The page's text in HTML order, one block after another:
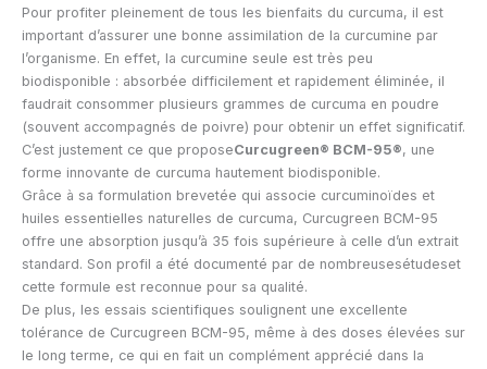
Pour profiter pleinement de tous les bienfaits du curcuma, il est
important d’assurer une bonne assimilation de la curcumine par
l’organisme. En effet, la curcumine seule est très peu
biodisponible : absorbée difficilement et rapidement éliminée, il
faudrait consommer plusieurs grammes de curcuma en poudre
(souvent accompagnés de poivre) pour obtenir un effet significatif.
C’est justement ce que proposeCurcugreen® BCM-95®, une
forme innovante de curcuma hautement biodisponible.
Grâce à sa formulation brevetée qui associe curcuminoïdes et
huiles essentielles naturelles de curcuma, Curcugreen BCM-95
offre une absorption jusqu’à 35 fois supérieure à celle d’un extrait
standard. Son profil a été documenté par de nombreusesétudeset
cette formule est reconnue pour sa qualité.
De plus, les essais scientifiques soulignent une excellente
tolérance de Curcugreen BCM-95, même à des doses élevées sur
le long terme, ce qui en fait un complément apprécié dans la